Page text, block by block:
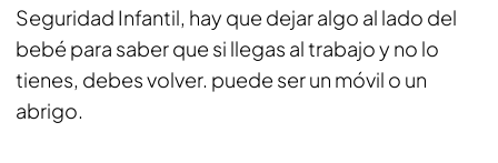
Seguridad Infantil, hay que dejar algo al lado del
bebé para saber que si llegas al trabajo y no lo
tienes, debes volver. puede ser un móvil o un
abrigo.